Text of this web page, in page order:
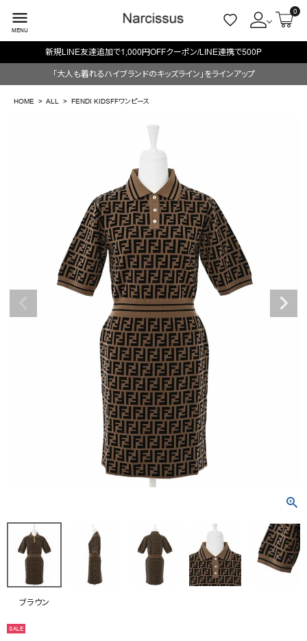
menu
MENU
0
ようこそ ゲスト 様
はじめてご利用の方へ
お問い合わせ
新規LINE友達追加で1,000円OFFクーポン/LINE連携で500P
「大人も着れるハイブランドのキッズライン」をラインアップ
HOME ALL FENDI KIDSFFワンピース
ブラウン
SALE